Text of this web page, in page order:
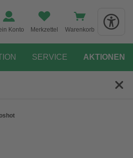
Konto Merkzettel Warenkorb
SERVICE AKTIONEN